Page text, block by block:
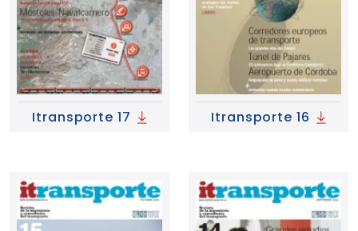
Itransporte 17 Itransporte 16